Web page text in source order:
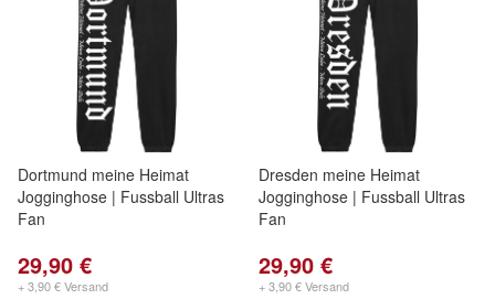
Dortmund meine Heimat
Jogginghose | Fussball Ultras
Fan
29,90 €
+ 3,90 € Versand
Dresden meine Heimat
Jogginghose | Fussball Ultras
Fan
29,90 €
+ 3,90 € Versand